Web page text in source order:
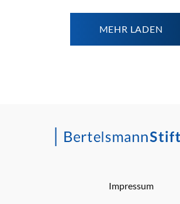
MEHR LADEN
Impressum